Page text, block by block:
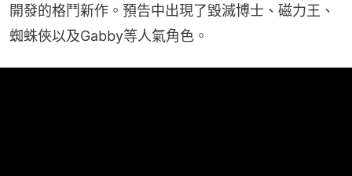
開發的格鬥新作。預告中出現了毀滅博士、磁力王、
蜘蛛俠以及Gabby等人氣角色。